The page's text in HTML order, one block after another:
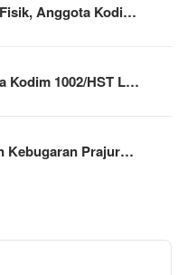
Anggota Kodi…
Kodim 1002/HST L…
Kebugaran Prajur…